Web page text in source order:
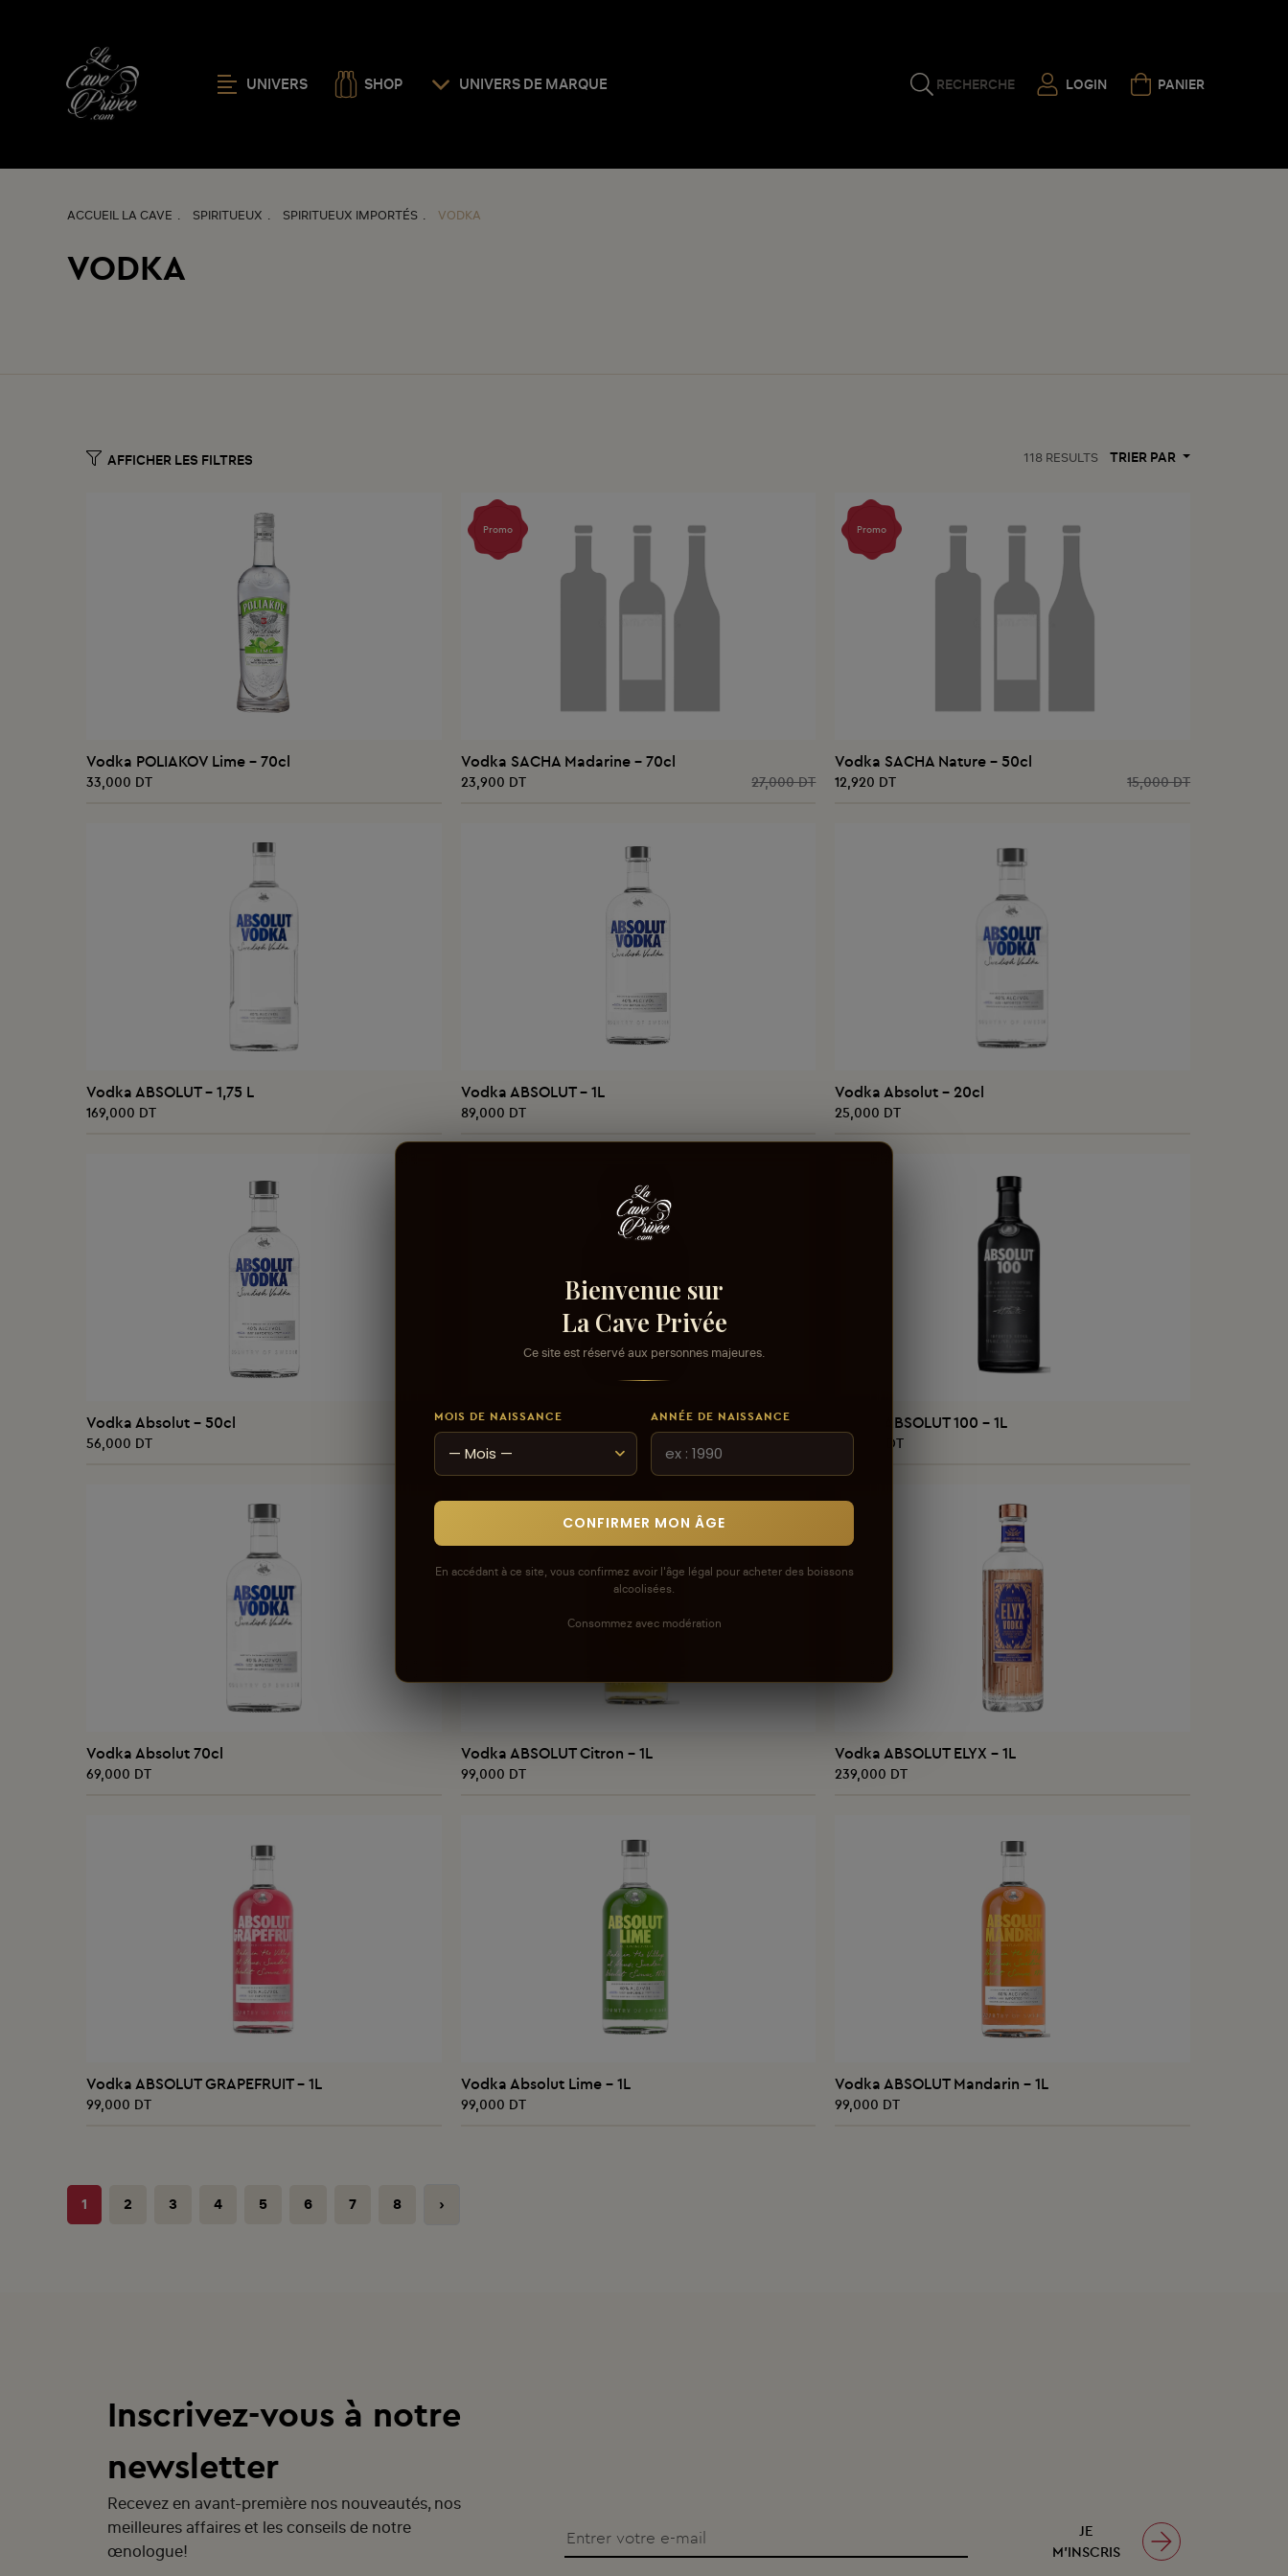
UNIVERS SHOP UNIVERS DE MARQUE RECHERCHE LOGIN PANIER
ACCUEIL LA CAVE SPIRITUEUX SPIRITUEUX IMPORTÉS VODKA
VODKA
118 RESULTS TRIER PAR
AJOUTER AU PANIER
Vodka POLIAKOV Lime - 70cl
33,000 DT
AJOUTER AU PANIER
Vodka SACHA Madarine - 70cl
23,900 DT 27,000 DT
AJOUTER AU PANIER
Vodka SACHA Nature - 50cl
12,920 DT 15,000 DT
AJOUTER AU PANIER
Vodka ABSOLUT - 1,75 L
169,000 DT
AJOUTER AU PANIER
Vodka ABSOLUT - 1L
89,000 DT
AJOUTER AU PANIER
Vodka Absolut - 20cl
25,000 DT
AJOUTER AU PANIER
Vodka Absolut - 50cl
56,000 DT
AJOUTER AU PANIER
Vodka Absolut -5CL AJOUTER AU PANIER
Vodka ABSOLUT 100 - 1L
127,000 DT
Vodka Absolut 70cl
69,000 DT
AJOUTER AU PANIER
Vodka ABSOLUT Citron - 1L
99,000 DT
AJOUTER AU PANIER
Vodka ABSOLUT ELYX - 1L
239,000 DT
AJOUTER AU PANIER
Vodka ABSOLUT GRAPEFRUIT - 1L
99,000 DT
AJOUTER AU PANIER
Vodka Absolut Lime - 1L
99,000 DT
AJOUTER AU PANIER
Vodka ABSOLUT Mandarin - 1L
99,000 DT
1 2 3 4 5 6 7 8 ›
Inscrivez-vous à notre
newsletter
Recevez en avant-première nos nouveautés, nos
meilleures affaires et les conseils de notre
œnologue!
JE
M’INSCRIS
Bienvenue sur
La Cave Privée
Ce site est réservé aux personnes majeures.
MOIS DE NAISSANCE ANNÉE DE NAISSANCE
CONFIRMER MON ÂGE
En accédant à ce site, vous confirmez avoir l'âge légal pour acheter des boissons
alcoolisées.
Consommez avec modération